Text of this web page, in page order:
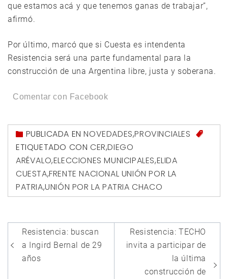
que estamos acá y que tenemos ganas de trabajar”,
afirmó.
Por último, marcó que si Cuesta es intendenta
Resistencia será una parte fundamental para la
construcción de una Argentina libre, justa y soberana.
Comentar con Facebook
PUBLICADA ENNOVEDADES,PROVINCIALES
ETIQUETADO CON CER,DIEGO
ARÉVALO,ELECCIONES MUNICIPALES,ELIDA
CUESTA,FRENTE NACIONAL UNIÓN POR LA
PATRIA,UNIÓN POR LA PATRIA CHACO
Navegación
de
entradas
Resistencia: buscan
a Ingird Bernal de 29
años
Resistencia: TECHO
invita a participar de
la última
construcción de